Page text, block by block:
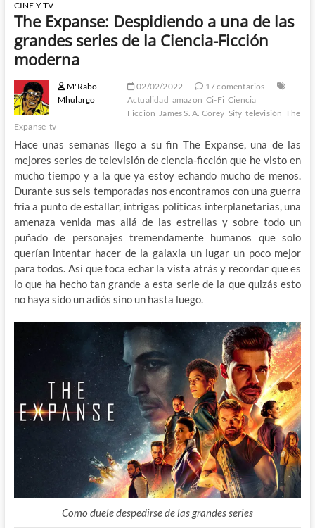
CINE Y TV
The Expanse: Despidiendo a una de las
grandes series de la Ciencia-Ficción
moderna
M'Rabo
Mhulargo
02/02/2022
17 comentarios
Actualidad amazon Ci-Fi Ciencia
Ficción James S. A. Corey Sify televisión The
Expanse tv
Hace unas semanas llego a su fin The Expanse, una de las
mejores series de televisión de ciencia-ficción que he visto en
mucho tiempo y a la que ya estoy echando mucho de menos.
Durante sus seis temporadas nos encontramos con una guerra
fría a punto de estallar, intrigas políticas interplanetarias, una
amenaza venida mas allá de las estrellas y sobre todo un
puñado de personajes tremendamente humanos que solo
querían intentar hacer de la galaxia un lugar un poco mejor
para todos. Así que toca echar la vista atrás y recordar que es
lo que ha hecho tan grande a esta serie de la que quizás esto
no haya sido un adiós sino un hasta luego.
Como duele despedirse de las grandes series